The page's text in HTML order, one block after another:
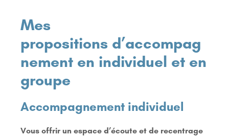
Mes
propositions d’accompag
nement en individuel et en
groupe
Accompagnement individuel
Vous offrir un espace d’écoute et de recentrage